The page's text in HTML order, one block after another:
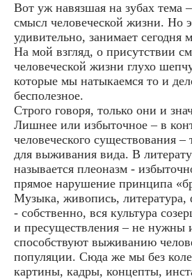
Вот уж навязшая на зубах тема
смысл человеческой жизни. Но
удивительно, занимает сегодня
На мой взгляд, о присутствии
человеческой жизни глухо
которые мы натыкаемся то и
бесполезное.
Строго говоря, только они и
Лишнее или избыточное – в
человеческого существования
для выживания вида. В
называется плеоназм -
прямое нарушение принципа
Музыка, живопись, литература,
- собственно, вся культура
и пресуществления – не нужны
способствуют выживанию
популяции. Сюда же мы без
картины, кадры, концепты,